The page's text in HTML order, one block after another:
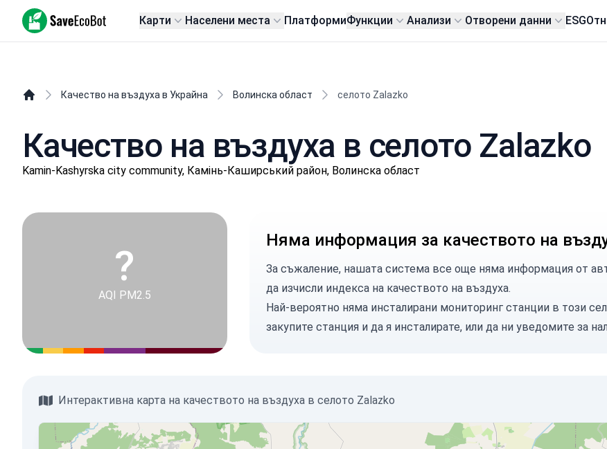
SaveEcoBot Карти Населени места ПлатформиФункции Анализи Отворени данни ESG
Качество на въздуха в Украйна Волинска област селото Zalazko
Качество на въздуха в селото Zalazko
Kamin-Kashyrska city community, Камінь-Каширський район, Волинска област
?
AQI PM2.5
Няма информация за качеството на
За съжаление, нашата система все още няма информация от
да изчисли индекса на качеството на въздуха.
Най-вероятно няма инсталирани мониторинг станции в този
закупите станцияи да я инсталирате, или да ни уведомите за
Интерактивна карта на качеството на въздуха в селото Zalazko